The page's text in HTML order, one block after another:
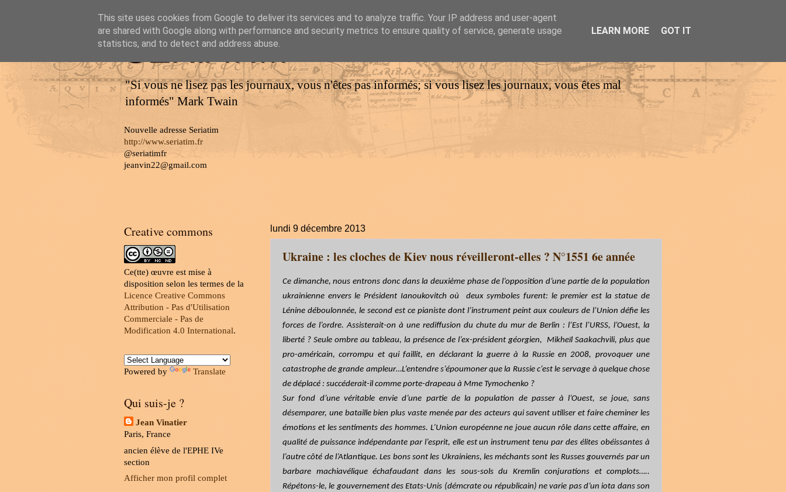
SERIATIM
"Si vous ne lisez pas les journaux, vous n'êtes pas informés; si vous lisez les journaux, vous êtes mal
informés" Mark Twain
Nouvelle adresse Seriatim
http://www.seriatim.fr
@seriatimfr
jeanvin22@gmail.com
lundi 9 décembre 2013
Ukraine : les cloches de Kiev nous réveilleront-elles ? N°1551 6e année
Ce dimanche, nous entrons donc dans la deuxième phase de l’opposition d’une partie de la population
ukrainienne envers le Président Ianoukovitch où
deux symboles furent: le premier est la statue de
Lénine déboulonnée, le second est ce pianiste dont l’instrument peint aux couleurs de l’Union défie les
forces de l’ordre. Assisterait-on à une rediffusion du chute du mur de Berlin : l’Est l’URSS, l’Ouest, la
liberté ? Seule ombre au tableau, la présence de l’ex-président géorgien, Mikheïl Saakachvili, plus que
pro-américain, corrompu et qui faillit, en déclarant la guerre à la Russie en 2008, provoquer une
catastrophe de grande ampleur…L’entendre s’époumoner que la Russie c’est le servage à quelque chose
de déplacé : succéderait-il comme porte-drapeau à Mme Tymochenko ?
Sur fond d’une véritable envie d’une partie de la population de passer à l’Ouest, se joue, sans
désemparer, une bataille bien plus vaste menée par des acteurs qui savent utiliser et faire cheminer les
émotions et les sentiments des hommes. L’Union européenne ne joue aucun rôle dans cette affaire, en
qualité de puissance indépendante par l’esprit, elle est un instrument tenu par des élites obéissantes à
l’autre côté de l’Atlantique. Les bons sont les Ukrainiens, les méchants sont les Russes gouvernés par un
barbare machiavélique échafaudant dans les sous-sols du Kremlin conjurations et complots…..
Répétons-le, le gouvernement des Etats-Unis (démcrate ou républicain) ne varie pas d’un iota dans son
Creative commons
Ce(tte) œuvre est mise à
disposition selon les termes de la
Licence Creative Commons
Attribution - Pas d'Utilisation
Commerciale - Pas de
Modification 4.0 International.
Powered by Translate
Qui suis-je ?
Jean Vinatier
Paris, France
ancien élève de l'EPHE IVe
section
Afficher mon profil complet
This site uses cookies from Google to deliver its services and to analyze traffic. Your IP address and user-agent
are shared with Google along with performance and security metrics to ensure quality of service, generate usage
statistics, and to detect and address abuse.
LEARN MORE GOT IT